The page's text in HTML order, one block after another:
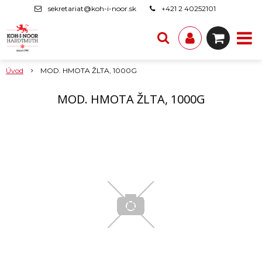
sekretariat@koh-i-noor.sk +421 2 40252101
Úvod MOD. HMOTA ŽLTA, 1000G
MOD. HMOTA ŽLTA, 1000G